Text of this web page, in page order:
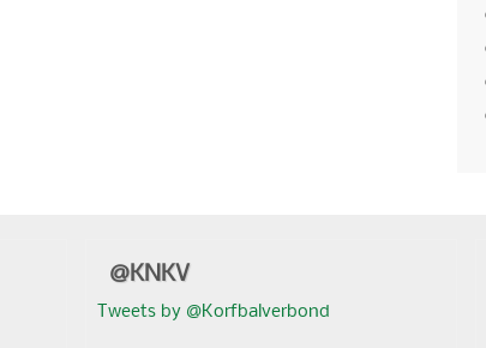
@KNKV
Tweets by @Korfbalverbond